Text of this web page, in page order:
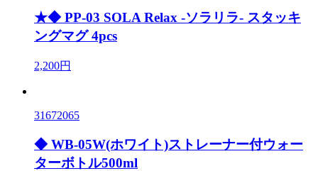
★◆ PP-03 SOLA Relax -ソラリラ- スタッキ
ングマグ 4pcs
2,200円
31672065
◆ WB-05W(ホワイト)ストレーナー付ウォー
ターボトル500ml